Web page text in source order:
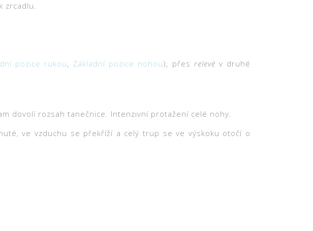
zrcadlu.
pozice rukou, Základní pozice nohou), přes relevé v druhé
dovolí rozsah tanečnice. Intenzivní protažení celé nohy.
ve vzduchu se překříží a celý trup se ve výskoku otočí o